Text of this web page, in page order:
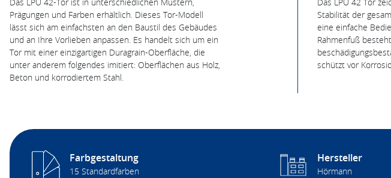
Das LPU 42-Tor ist in unterschiedlichen Mustern,
Prägungen und Farben erhältlich. Dieses Tor-Modell
lässt sich am einfachsten an den Baustil des Gebäudes
und an Ihre Vorlieben anpassen. Es handelt sich um ein
Tor mit einer einzigartigen Duragrain-Oberfläche, die
unter anderem folgendes imitiert: Oberflächen aus Holz,
Beton und korrodiertem Stahl.
Das LPU 42 Tor
Stabilität der
eine einfache
Rahmenfuß
schützt vor
Farbgestaltung
15 Standardfarben
Hersteller
Hörmann